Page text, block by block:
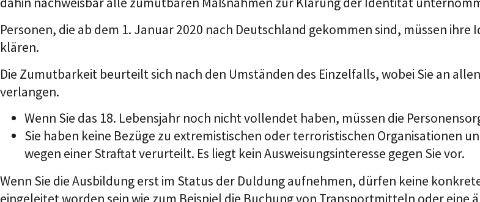
Personen, die ab dem 1. Januar 2020 nach Deutschland gekommen sind, müssen
klären.
Die Zumutbarkeit beurteilt sich nach den Umständen des Einzelfalls, wobei Sie an
verlangen.
Wenn Sie das 18. Lebensjahr noch nicht vollendet haben, müssen die
Sie haben keine Bezüge zu extremistischen oder terroristischen Organisationen
wegen einer Straftat verurteilt. Es liegt kein Ausweisungsinteresse gegen Sie vor.
Wenn Sie die Ausbildung erst im Status der Duldung aufnehmen, dürfen keine